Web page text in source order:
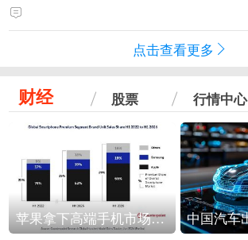
点击查看更多
财经 股票 行情中心
苹果拿下高端手机市场65%的份额：iPhone 17系列功不可没